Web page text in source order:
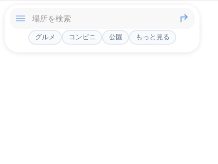
グルメ コンビニ 公園 もっと見る